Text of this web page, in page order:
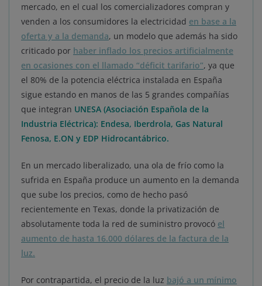
mercado, en el cual los comercializadores compran y
venden a los consumidores la electricidad en base a la
oferta y a la demanda, un modelo que además ha sido
criticado por haber inflado los precios artificialmente
en ocasiones con el llamado “déficit tarifario”, ya que
el 80% de la potencia eléctrica instalada en España
sigue estando en manos de las 5 grandes compañías
que integran UNESA (Asociación Española de la
Industria Eléctrica): Endesa, Iberdrola, Gas Natural
Fenosa, E.ON y EDP Hidrocantábrico.
En un mercado liberalizado, una ola de frío como la
sufrida en España produce un aumento en la demanda
que sube los precios, como de hecho pasó
recientemente en Texas, donde la privatización de
absolutamente toda la red de suministro provocó el
aumento de hasta 16.000 dólares de la factura de la
luz.
Por contrapartida, el precio de la luz bajó a un mínimo